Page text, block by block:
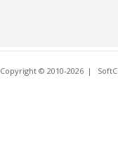
Copyright © 2010-2026